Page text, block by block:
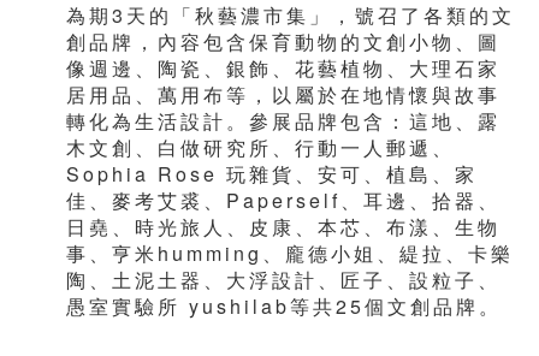
為期3天的「秋藝濃市集」，號召了各類的文
創品牌，內容包含保育動物的文創小物、圖
像週邊、陶瓷、銀飾、花藝植物、大理石家
居用品、萬用布等，以屬於在地情懷與故事
轉化為生活設計。參展品牌包含：這地、露
木文創、白做研究所、行動一人郵遞、
Sophia Rose 玩雜貨、安可、植島、家
佳、麥考艾裘、Paperself、耳邊、拾器、
日堯、時光旅人、皮康、本芯、布漾、生物
事、亨米humming、龐德小姐、緹拉、卡樂
陶、土泥土器、大浮設計、匠子、設粒子、
愚室實驗所 yushilab等共25個文創品牌。